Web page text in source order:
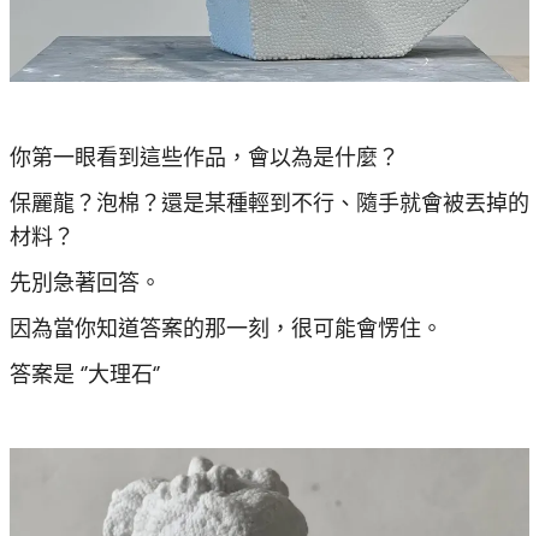
你第一眼看到這些作品，會以為是什麼？
保麗龍？泡棉？還是某種輕到不行、隨手就會被丟掉的
材料？
先別急著回答。
因為當你知道答案的那一刻，很可能會愣住。
答案是 ‘’大理石‘’